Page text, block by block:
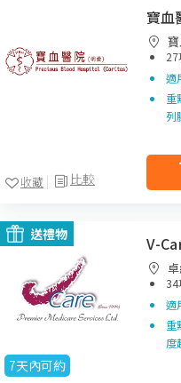
比較
收藏
寶血
寶
27
適
重
列
送禮物
7天內可約
V-
34
適
重
度